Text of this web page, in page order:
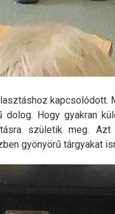
Hogy gyakran
születik meg.
gyönyörű tárgyakat